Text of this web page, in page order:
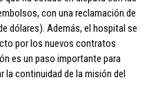
con una reclamación de
dólares). Además, el hospital se
por los nuevos contratos
es un paso importante para
la continuidad de la misión del